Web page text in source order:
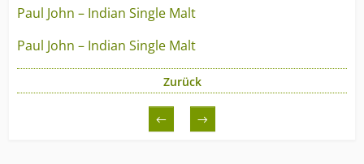
Paul John – Indian Single Malt
Paul John – Indian Single Malt
Zurück
← →